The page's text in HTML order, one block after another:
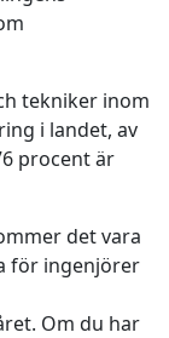
tekniker inom
i landet, av
procent är
det vara
för ingenjörer
Om du har